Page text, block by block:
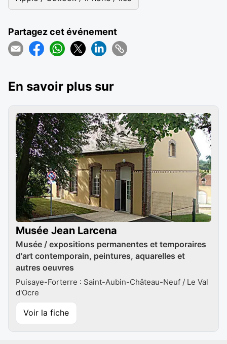
Partagez cet événement
En savoir plus sur
Musée Jean Larcena
Musée / expositions permanentes et temporaires
d'art contemporain, peintures, aquarelles et
autres oeuvres
Puisaye-Forterre : Saint-Aubin-Château-Neuf / Le Val
d'Ocre
Voir la fiche